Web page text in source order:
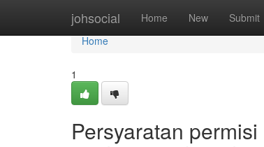
johsocial Home New Submit
Home
Home
1
Persyaratan